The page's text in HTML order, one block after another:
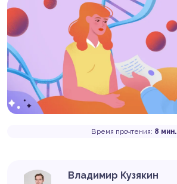
Время прочтения: 8 мин.
Владимир Кузякин